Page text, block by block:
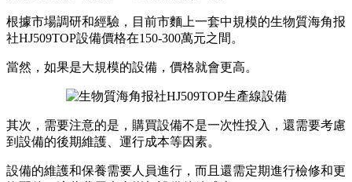
根據市場調研和經驗，目前市麵上一套中規模的生物質海角报
社HJ509TOP設備價格在150-300萬元之間。
當然，如果是大規模的設備，價格就會更高。
其次，需要注意的是，購買設備不是一次性投入，還需要考慮
到設備的後期維護、運行成本等因素。
設備的維護和保養需要人員進行，而且還需定期進行檢修和更